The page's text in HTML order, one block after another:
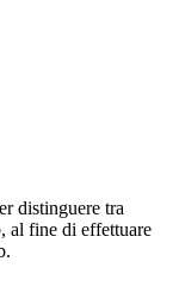
distinguere tra
al fine di effettuare